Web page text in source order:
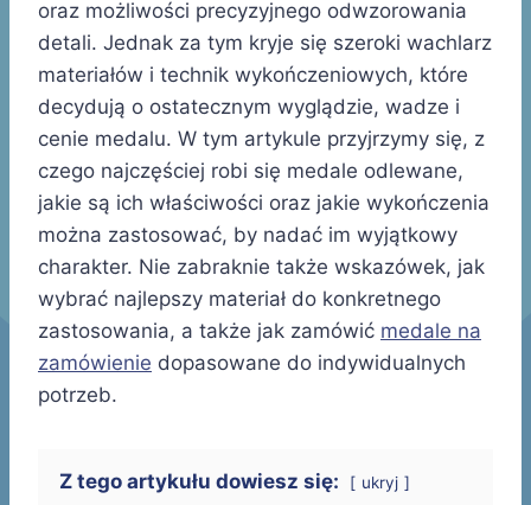
oraz możliwości precyzyjnego odwzorowania
detali. Jednak za tym kryje się szeroki wachlarz
materiałów i technik wykończeniowych, które
decydują o ostatecznym wyglądzie, wadze i
cenie medalu. W tym artykule przyjrzymy się, z
czego najczęściej robi się medale odlewane,
jakie są ich właściwości oraz jakie wykończenia
można zastosować, by nadać im wyjątkowy
charakter. Nie zabraknie także wskazówek, jak
wybrać najlepszy materiał do konkretnego
zastosowania, a także jak zamówić medale na
zamówienie dopasowane do indywidualnych
potrzeb.
Z tego artykułu dowiesz się: ukryj